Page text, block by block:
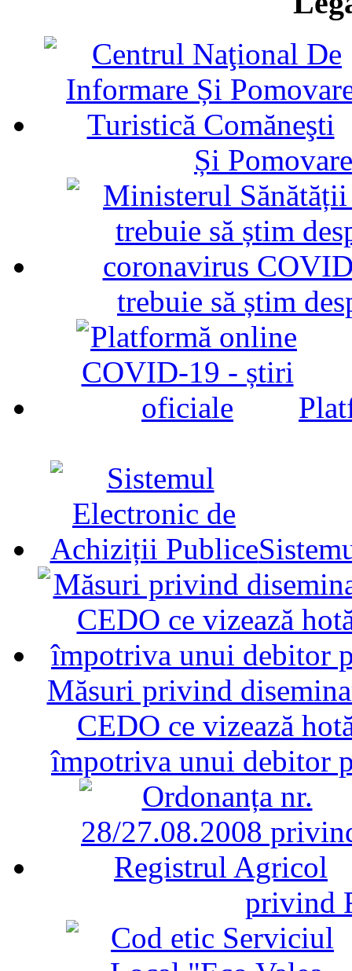
Și
trebuie să știm
Măsuri privind
CEDO ce vizează
împotriva unui debitor
privind